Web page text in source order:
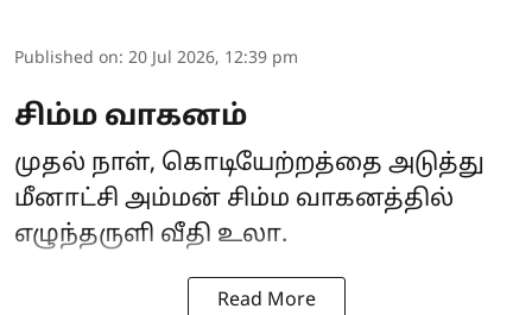
Published on: 20 Jul 2026, 12:39 pm
சிம்ம வாகனம்
முதல் நாள், கொடியேற்றத்தை அடுத்து
மீனாட்சி அம்மன் சிம்ம வாகனத்தில்
எழுந்தருளி வீதி உலா.
Read More